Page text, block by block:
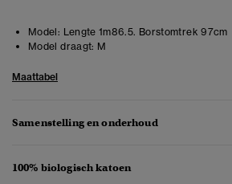
Model: Lengte 1m86.5. Borstomtrek 97cm
Model draagt: M
Maattabel
Samenstelling en onderhoud
100% biologisch katoen